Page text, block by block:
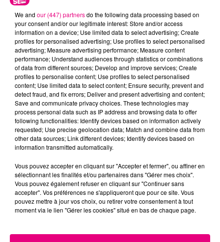
Cancer Lion Vierge
Balance Scorpion Sagittaire
Capricorne Verseau Poissons
We and our (447) partnersdo the following data processing based on
your consent and/or our legitimate interest: Store and/or access
information on a device; Use limited data to select advertising; Create
profiles for personalised advertising; Use profiles to select personalised
advertising; Measure advertising performance; Measure content
performance; Understand audiences through statistics or combinations
of data from different sources; Develop and improve services; Create
profiles to personalise content; Use profiles to select personalised
content; Use limited data to select content; Ensure security, prevent and
detect fraud, and fix errors; Deliver and present advertising and content;
Save and communicate privacy choices. These technologies may
process personal data such as IP address and browsing data to offer
following functionalities: Identify devices based on information actively
requested; Use precise geolocation data; Match and combine data from
other data sources; Link different devices; Identify devices based on
information transmitted automatically.
Vous pouvez accepter en cliquant sur "Accepter et fermer", ou affiner en
sélectionnant les finalités et/ou partenaires dans "Gérer mes choix".
Vous pouvez également refuser en cliquant sur "Continuer sans
accepter". Vos préférences ne s'appliqueront que pour ce site. Vous
pouvez mettre à jour vos choix, ou retirer votre consentement à tout
moment via le lien "Gérer les cookies" situé en bas de chaque page.